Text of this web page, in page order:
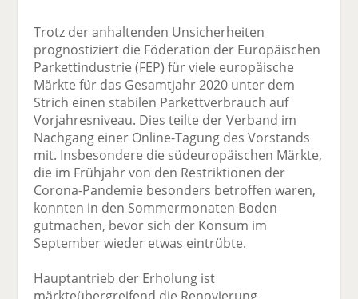
Trotz der anhaltenden Unsicherheiten
prognostiziert die Föderation der Europäischen
Parkettindustrie (FEP) für viele europäische
Märkte für das Gesamtjahr 2020 unter dem
Strich einen stabilen Parkettverbrauch auf
Vorjahresniveau. Dies teilte der Verband im
Nachgang einer Online-Tagung des Vorstands
mit. Insbesondere die südeuropäischen Märkte,
die im Frühjahr von den Restriktionen der
Corona-Pandemie besonders betroffen waren,
konnten in den Sommermonaten Boden
gutmachen, bevor sich der Konsum im
September wieder etwas eintrübte.
Hauptantrieb der Erholung ist